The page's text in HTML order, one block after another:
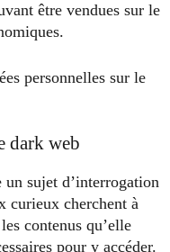
être vendues sur le
personnelles sur le
dark web
sujet d’interrogation
curieux cherchent à
contenus qu’elle
pour y accéder.